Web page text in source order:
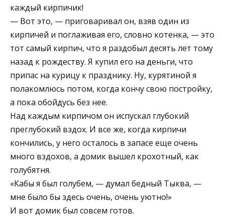
каждый кирпичик!
— Вот это, — приговаривал он, взяв один из
кирпичей и поглаживая его, словно котенка, — это
тот самый кирпич, что я раздобыл десять лет тому
назад к рождеству. Я купил его на деньги, что
припас на курицу к празднику. Ну, курятиной я
полакомлюсь потом, когда кончу свою постройку,
а пока обойдусь без нее.
Над каждым кирпичом он испускал глубокий
преглубокий вздох. И все же, когда кирпичи
кончились, у него осталось в запасе еще очень
много вздохов, а домик вышел крохотный, как
голубятня.
«Кабы я был голубем, — думал бедный Тыква, —
мне было бы здесь очень, очень уютно!»
И вот домик был совсем готов.